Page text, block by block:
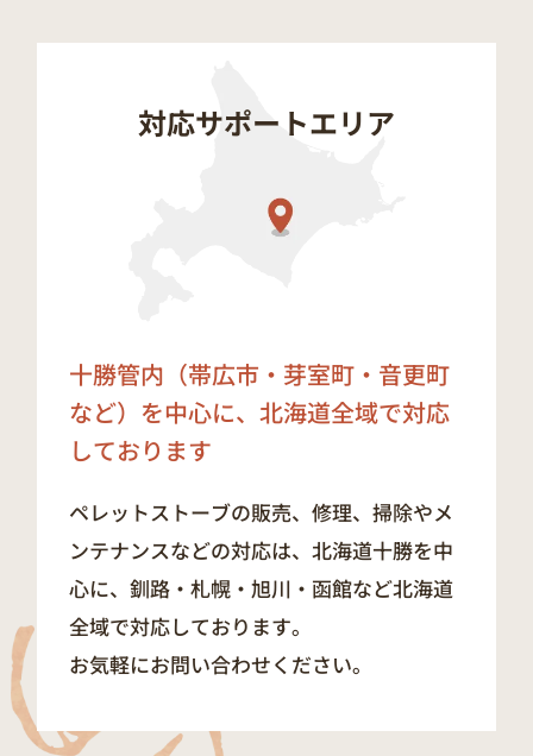
対応サポートエリア
十勝管内（帯広市・芽室町・音更町
など）を中心に、北海道全域で対応
しております
ペレットストーブの販売、修理、掃除やメ
ンテナンスなどの対応は、北海道十勝を中
心に、釧路・札幌・旭川・函館など北海道
全域で対応しております。
お気軽にお問い合わせください。